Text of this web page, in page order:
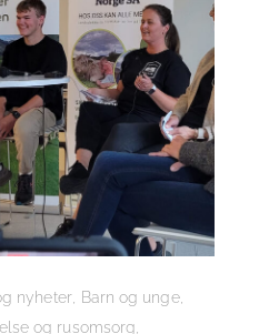
nyheter
Barn og unge
og rusomsorg